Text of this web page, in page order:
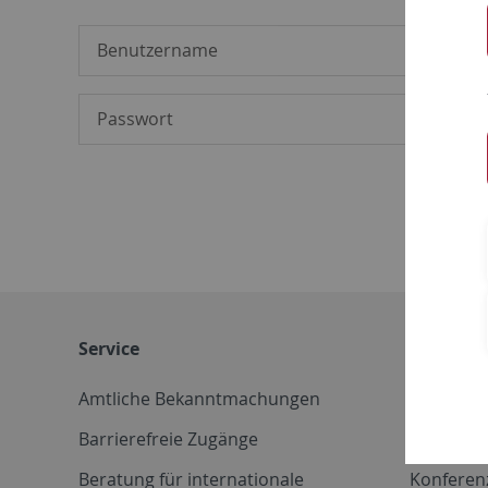
Service
Amtliche Bekanntmachungen
Barrierefreie Zugänge
Beratung für internationale